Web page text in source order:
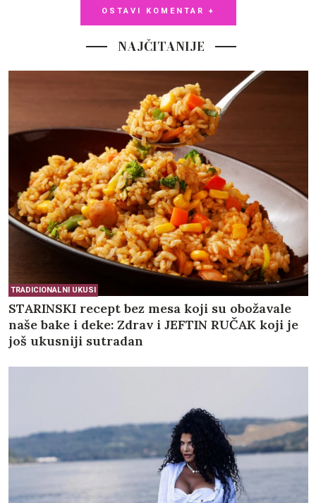
OSTAVI KOMENTAR +
NAJČITANIJE
TRADICIONALNI UKUSI
STARINSKI recept bez mesa koji su obožavale
naše bake i deke: Zdrav i JEFTIN RUČAK koji je
još ukusniji sutradan